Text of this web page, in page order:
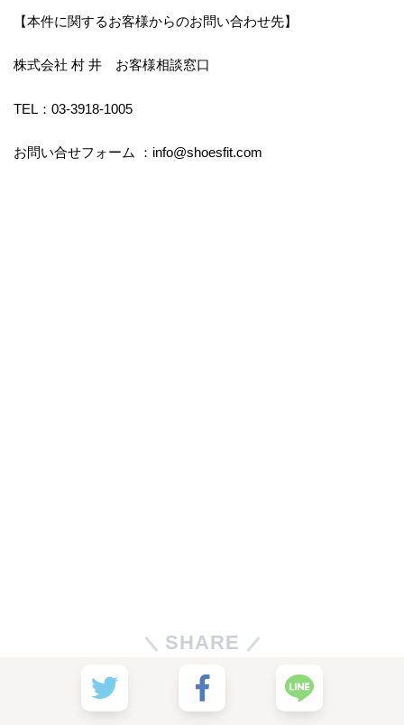
【本件に関するお客様からのお問い合わせ先】
株式会社 村 井 お客様相談窓口
TEL：03-3918-1005
お問い合せフォーム ：info@shoesfit.com
SHARE